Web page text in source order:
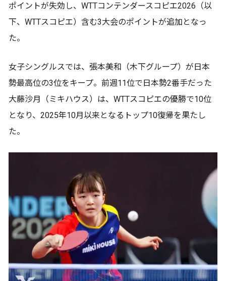
ポイントが失効し、WTTコンテンダースコピエ2026（以
下、WTTスコピエ）含む3大会のポイントが追加となっ
た。
女子シングルスでは、張本美和（木下グループ）が日本
勢最高位の3位をキープ。前週11位で日本勢2番手だった
大藤沙月（ミキハウス）は、WTTスコピエの優勝で10位
となり、2025年10月以来となるトップ10復帰を果たし
た。